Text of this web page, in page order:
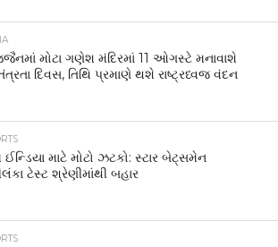
મોટા ગણેશ મંદિરમાં 11 ઓગસ્ટે મનાવાશે
દિવસ, તિથિ પ્રમાણે થશે રાષ્ટ્રધ્વજ વંદન
ઈન્ડિયા માટે મોટો ઝટકો: સ્ટાર બેટ્સમેન
ટેસ્ટ શ્રેણીમાંથી બહાર